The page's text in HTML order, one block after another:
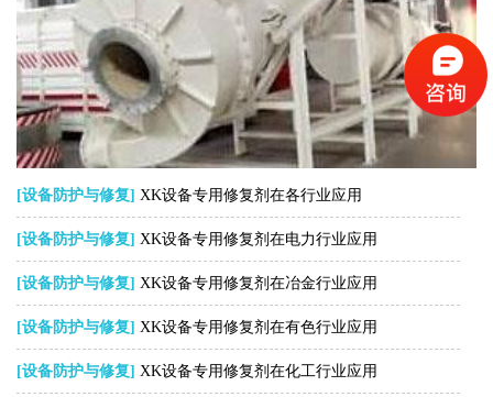
[设备防护与修复] XK设备专用修复剂在各行业应用
[设备防护与修复] XK设备专用修复剂在电力行业应用
[设备防护与修复] XK设备专用修复剂在冶金行业应用
[设备防护与修复] XK设备专用修复剂在有色行业应用
[设备防护与修复] XK设备专用修复剂在化工行业应用